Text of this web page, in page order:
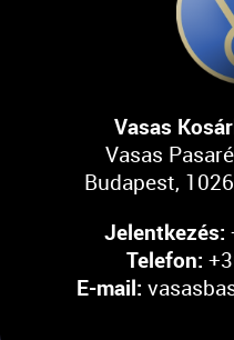
Vasas
Vasas
Budapest,
Jelentkezés:
Telefon:
E-mail: